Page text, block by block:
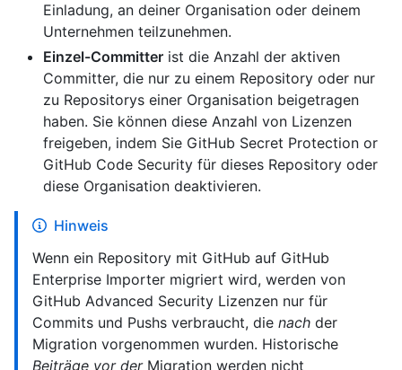
Einladung, an deiner Organisation oder deinem
Unternehmen teilzunehmen.
Einzel-Committer ist die Anzahl der aktiven
Committer, die nur zu einem Repository oder nur
zu Repositorys einer Organisation beigetragen
haben. Sie können diese Anzahl von Lizenzen
freigeben, indem Sie GitHub Secret Protection or
GitHub Code Security für dieses Repository oder
diese Organisation deaktivieren.
Hinweis
Wenn ein Repository mit GitHub auf GitHub
Enterprise Importer migriert wird, werden von
GitHub Advanced Security Lizenzen nur für
Commits und Pushs verbraucht, die nach der
Migration vorgenommen wurden. Historische
Beiträge vor derMigration werden nicht